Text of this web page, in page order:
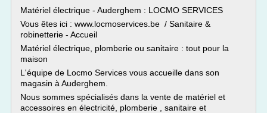
Matériel électrique - Auderghem : LOCMO SERVICES
Vous êtes ici : www.locmoservices.be / Sanitaire &
robinetterie - Accueil
Matériel électrique, plomberie ou sanitaire : tout pour la
maison
L'équipe de Locmo Services vous accueille dans son
magasin à Auderghem.
Nous sommes spécialisés dans la vente de matériel et
accessoires en électricité, plomberie , sanitaire et